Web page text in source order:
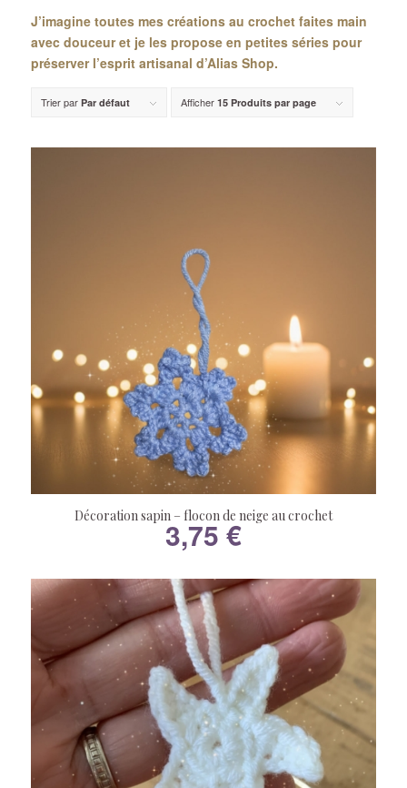
J’imagine toutes mes créations au crochet faites main
avec douceur et je les propose en petites séries pour
préserver l’esprit artisanal d’Alias Shop.
Trier par Par défaut Afficher 15 Produits par page
Décoration sapin – flocon de neige au crochet
3,75 €